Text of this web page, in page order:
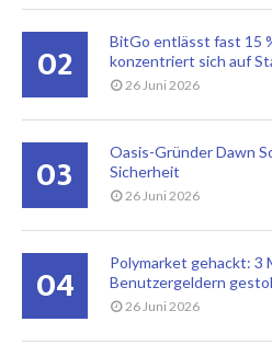
02
BitGo entlässt fast 15
konzentriert sich auf
26 Juni 2026
03
Oasis-Gründer Dawn
Sicherheit
26 Juni 2026
04
Polymarket gehackt: 3
Benutzergeldern
26 Juni 2026